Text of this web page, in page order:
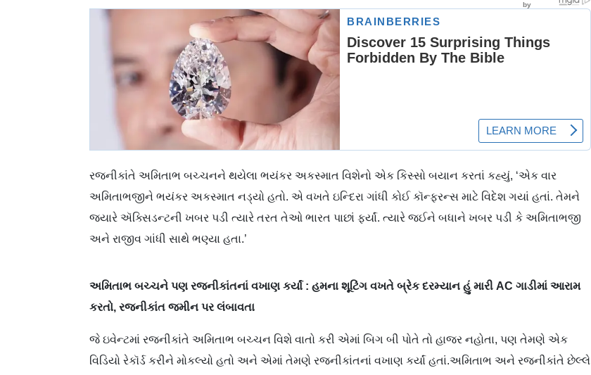
રજનીકાંતે અમિતાભ બચ્ચનને થયેલા ભયંકર અકસ્માત વિશેનો એક કિસ્સો બયાન કરતાં કહ્યું, ‘એક વાર
અમિતાભજીને ભયંકર અકસ્માત નડ્યો હતો. એ વખતે ઇન્દિરા ગાંધી કોઈ કૉન્ફરન્સ માટે વિદેશ ગયાં હતાં. તેમને
જ્યારે ઍક્સિડન્ટની ખબર પડી ત્યારે તરત તેઓ ભારત પાછાં ફર્યાં. ત્યારે જઈને બધાને ખબર પડી કે અમિતાભજી
અને રાજીવ ગાંધી સાથે ભણ્યા હતા.’
અમિતાભ બચ્ચને પણ રજનીકાંતનાં વખાણ કર્યાં : હમના શૂટિંગ વખતે બ્રેક દરમ્યાન હું મારી AC ગાડીમાં આરામ
કરતો, રજનીકાંત જમીન પર લંબાવતા
જે ઇવેન્ટમાં રજનીકાંતે અમિતાભ બચ્ચન વિશે વાતો કરી એમાં બિગ બી પોતે તો હાજર નહોતા, પણ તેમણે એક
વિડિયો રેકૉર્ડ કરીને મોકલ્યો હતો અને એમાં તેમણે રજનીકાંતનાં વખાણ કર્યાં હતાં.અમિતાભ અને રજનીકાંતે છેલ્લે